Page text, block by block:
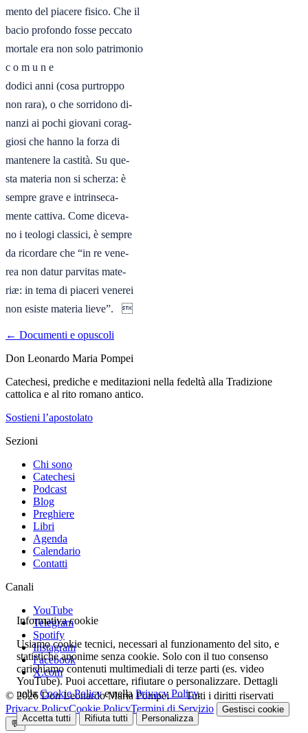
mento del piacere fisico. Che il
bacio profondo fosse peccato
mortale era non solo patrimonio
c o m u n e
dodici anni (cosa purtroppo
non rara), o che sorridono di-
nanzi ai pochi giovani corag-
giosi che hanno la forza di
mantenere la castità. Su que-
sta materia non si scherza: è
sempre grave e intrinseca-
mente cattiva. Come diceva-
no i teologi classici, è sempre
da ricordare che “in re vene-
rea non datur parvitas mate-
riæ: in tema di piaceri venerei
non esiste materia lieve”.   
← Documenti e opuscoli
Don Leonardo Maria Pompei
Catechesi, prediche e meditazioni nella fedeltà alla Tradizione
cattolica e al rito romano antico.
Sostieni l’apostolato
Sezioni
Chi sono
Catechesi
Podcast
Blog
Preghiere
Libri
Agenda
Calendario
Contatti
Canali
YouTube
Telegram
Spotify
Instagram
Facebook
X.com
© 2026 Don Leonardo Maria Pompei — Tutti i diritti riservati
Privacy PolicyCookie PolicyTermini di Servizio Gestisci cookie
Informativa cookie
Usiamo cookie tecnici, necessari al funzionamento del sito, e
statistiche anonime senza cookie. Solo con il tuo consenso
carichiamo contenuti multimediali di terze parti (es. video
YouTube). Puoi accettare, rifiutare o personalizzare. Dettagli
nellaCookie Policye nella Privacy Policy.
Accetta tutti Rifiuta tutti Personalizza
💬